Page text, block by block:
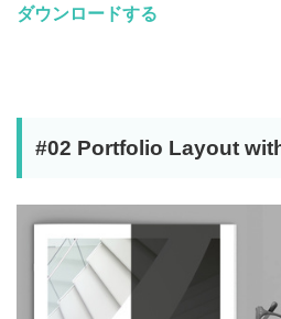
ダウンロードする
#02 Portfolio Layout